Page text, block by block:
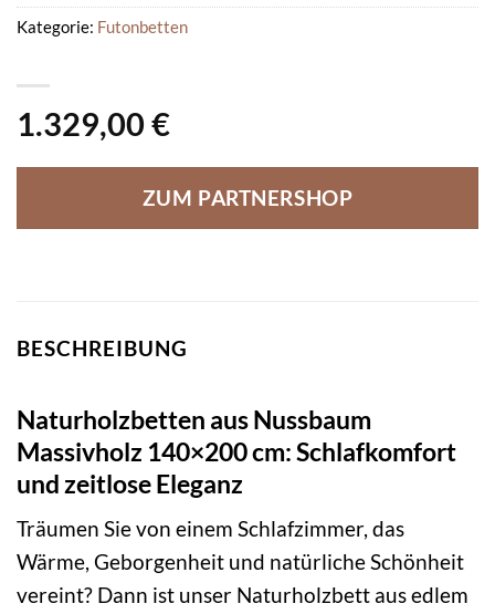
1.329,00 €
ZUM PARTNERSHOP
Kategorie: Futonbetten
BESCHREIBUNG
Naturholzbetten aus Nussbaum
Massivholz 140×200 cm: Schlafkomfort
und zeitlose Eleganz
Träumen Sie von einem Schlafzimmer, das
Wärme, Geborgenheit und natürliche Schönheit
vereint? Dann ist unser Naturholzbett aus edlem